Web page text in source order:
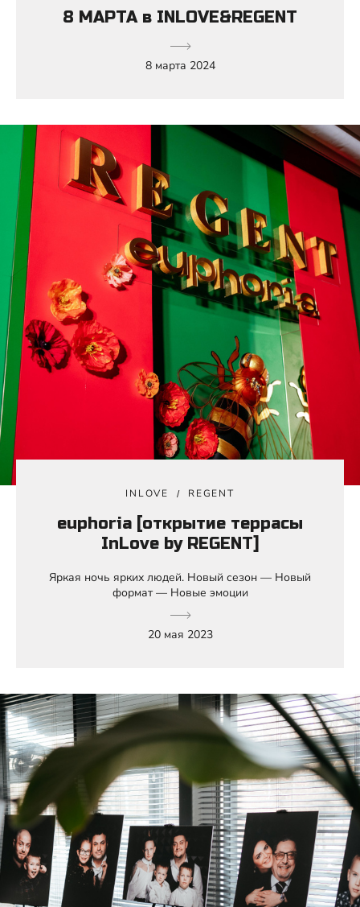
8 МАРТА в INLOVE&REGENT
8 марта 2024
INLOVE REGENT
euphoria [открытие террасы
InLove by REGENT]
Яркая ночь ярких людей. Новый сезон — Новый
формат — Новые эмоции
20 мая 2023